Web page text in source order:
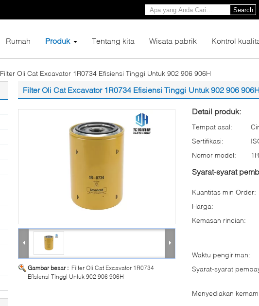
Search
Rumah Produk Tentang kita Wisata pabrik Kontrol
Filter Oli Cat Excavator 1R0734 Efisiensi Tinggi Untuk 902 906 906H
Filter Oli Cat Excavator 1R0734 Efisiensi Tinggi Untuk 902 906 906H
Gambar besar : Filter Oli Cat Excavator 1R0734
Efisiensi Tinggi Untuk 902 906 906H
Detail produk:
Tempat asal:
Sertifikasi:
Nomor model:
Syarat-syarat
Kuantitas min Order:
Harga:
Kemasan rincian:
Waktu pengiriman:
Syarat-syarat
Menyediakan